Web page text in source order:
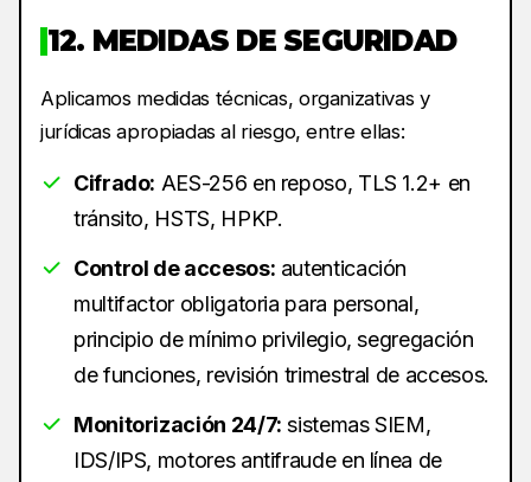
12. MEDIDAS DE SEGURIDAD
Aplicamos medidas técnicas, organizativas y
jurídicas apropiadas al riesgo, entre ellas:
Cifrado: AES-256 en reposo, TLS 1.2+ en
tránsito, HSTS, HPKP.
Control de accesos: autenticación
multifactor obligatoria para personal,
principio de mínimo privilegio, segregación
de funciones, revisión trimestral de accesos.
Monitorización 24/7: sistemas SIEM,
IDS/IPS, motores antifraude en línea de